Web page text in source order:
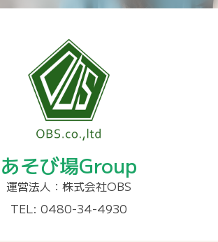
あそび場Group
運営法人：株式会社OBS
TEL: 0480-34-4930